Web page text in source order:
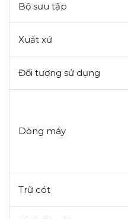
Bộ sưu tập
Xuất xứ
Đối tượng sử dụng
Dòng máy
Trữ cót